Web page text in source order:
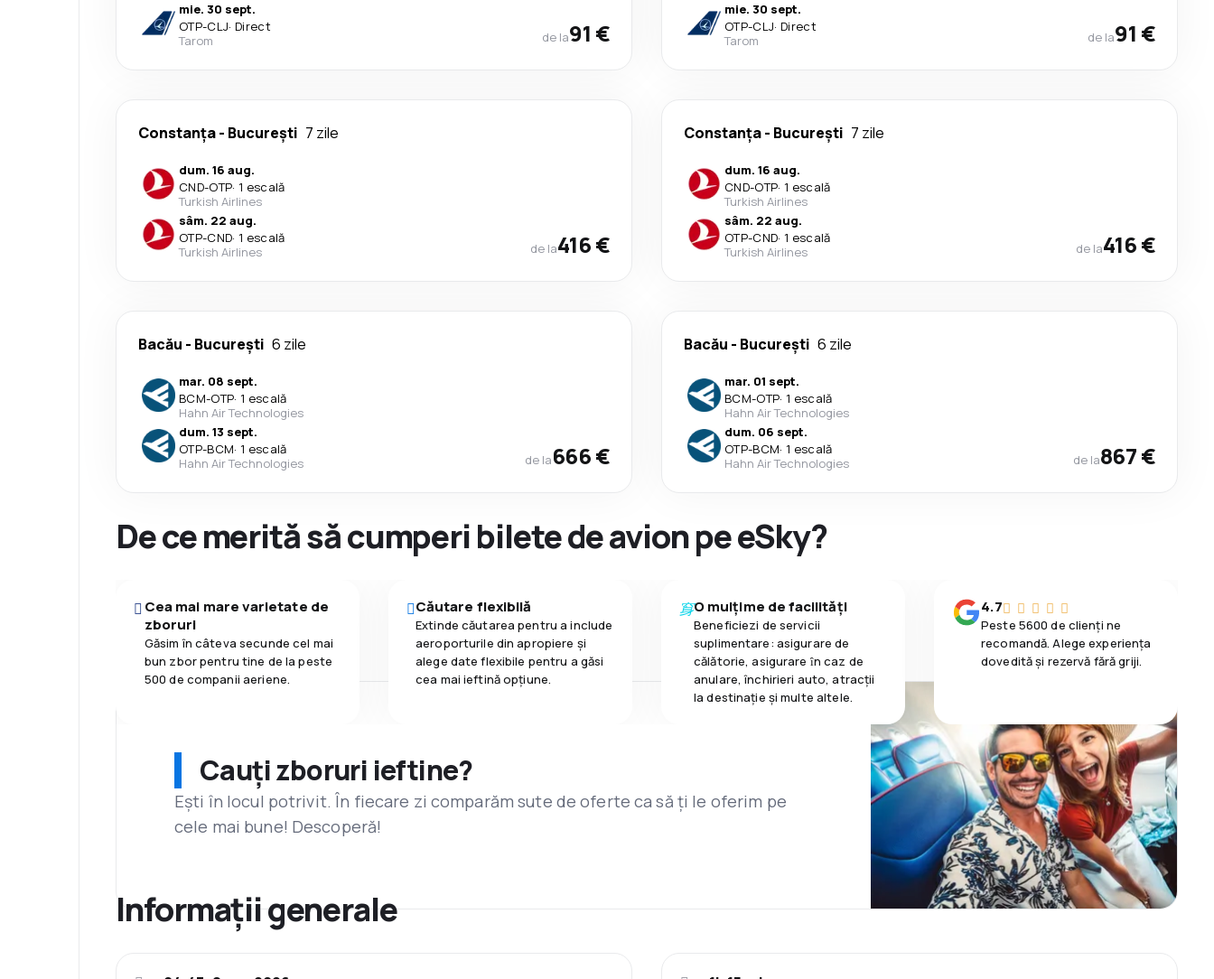
mie. 30 sept.
OTP-CLJ· Direct
Tarom
de la91 €
mie. 30 sept.
OTP-CLJ· Direct
Tarom
de la91 €
Constanța- București 7 zile
dum. 16 aug.
CND-OTP· 1 escală
Turkish Airlines
sâm. 22 aug.
OTP-CND· 1 escală
Turkish Airlines
de la416 €
Constanța- București 7 zile
dum. 16 aug.
CND-OTP· 1 escală
Turkish Airlines
sâm. 22 aug.
OTP-CND· 1 escală
Turkish Airlines
de la416 €
Bacău - București 6 zile
mar. 08 sept.
BCM-OTP· 1 escală
Hahn Air Technologies
dum. 13 sept.
OTP-BCM· 1 escală
Hahn Air Technologies
de la666 €
Bacău - București 6 zile
mar. 01 sept.
BCM-OTP· 1 escală
Hahn Air Technologies
dum. 06 sept.
OTP-BCM· 1 escală
Hahn Air Technologies
de la867 €
De ce merită să cumperi bilete de avion pe eSky?
Cea mai mare varietate de
zboruri
Găsim în câteva secunde cel mai
bun zbor pentru tine de la peste
500 de companii aeriene.
Căutare flexibilă
Extinde căutarea pentru a include
aeroporturile din apropiere și
alege date flexibile pentru a găsi
cea mai ieftină opțiune.
O mulțime de facilități
Beneficiezi de servicii
suplimentare: asigurare de
călătorie, asigurare ȋn caz de
anulare, închirieri auto, atracții
la destinaţie și multe altele.
4.7
Peste 5600 de clienți ne
recomandă. Alege experiența
dovedită și rezervă fără griji.
Cauți zboruri ieftine?
Ești în locul potrivit. În fiecare zi comparăm sute de oferte ca să ți le oferim pe
cele mai bune! Descoperă!
Informații generale